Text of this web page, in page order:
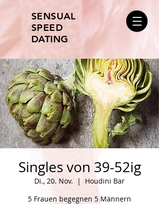
SENSUAL
SPEED
DATING
Singles von 39-52ig
Di., 20. Nov.
  |
Houdini Bar